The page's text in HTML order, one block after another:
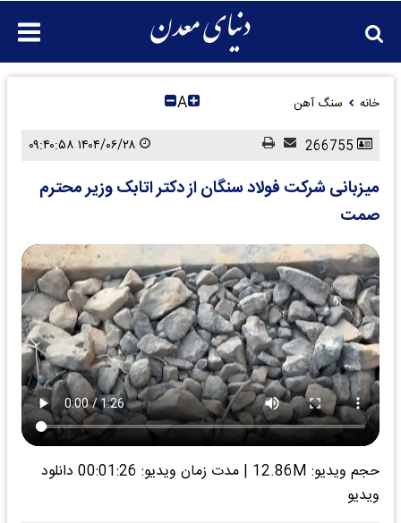
خانه سنگ آهن A
میزبانی شرکت فولاد سنگان از دکتر اتابک وزیر محترم
صمت
حجم ویدیو: 12.86M | مدت زمان ویدیو: 00:01:26
دانلود
ویدیو